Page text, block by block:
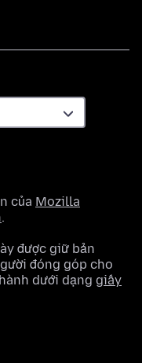
của Mozilla
.
được giữ bản
đóng góp cho
dưới dạng giấy